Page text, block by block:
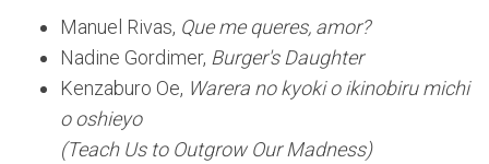
Manuel Rivas, Que me queres, amor?
Nadine Gordimer, Burger's Daughter
Kenzaburo Oe, Warera no kyoki o ikinobiru michi
o oshieyo
(Teach Us to Outgrow Our Madness)